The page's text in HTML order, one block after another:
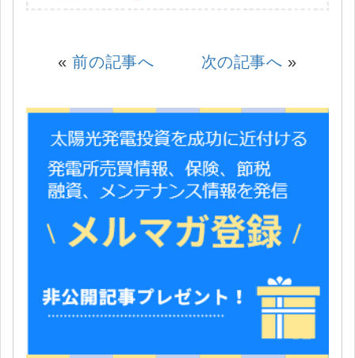
«前の記事へ 次の記事へ »